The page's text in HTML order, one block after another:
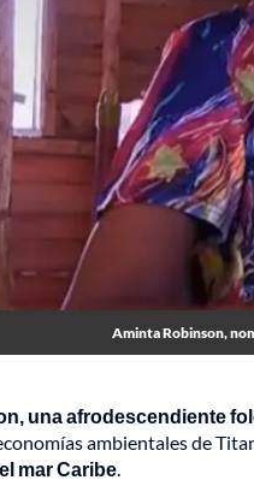
Aminta Robinson,
una afrodescendiente
ambientales de
mar Caribe.